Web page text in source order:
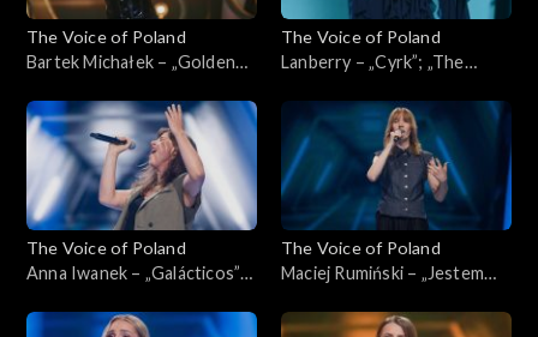
The Voice of Poland
Bartek Michałek – „Golden
Live, 9 listopada 2024
The Voice of Poland
Lanberry – „Cyrk”; „The
listopada 2024
The Voice of Poland
Anna Iwanek – „Galácticos”;
Nokaut, 2 listopada 2024
The Voice of Poland
Maciej Rumiński – „Jestem
Poland”, Nokaut, 2 listopada